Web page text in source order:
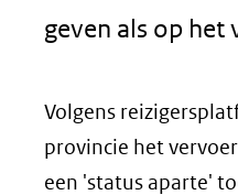
geven als op het
Volgens
provincie het
een 'status aparte'